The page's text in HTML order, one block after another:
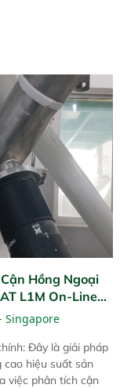
Hồng Ngoại
L1M On-Line
Singapore
Đây là giải pháp
cao hiệu suất sản
việc phân tích cận